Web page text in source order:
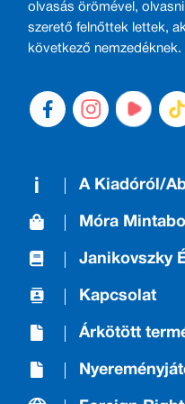
olvasás örömével,
szerető felnőttek lettek,
következő nemzedéknek.
A Kiadóról/
Móra
Janikovszky
Kapcsolat
Árkötött